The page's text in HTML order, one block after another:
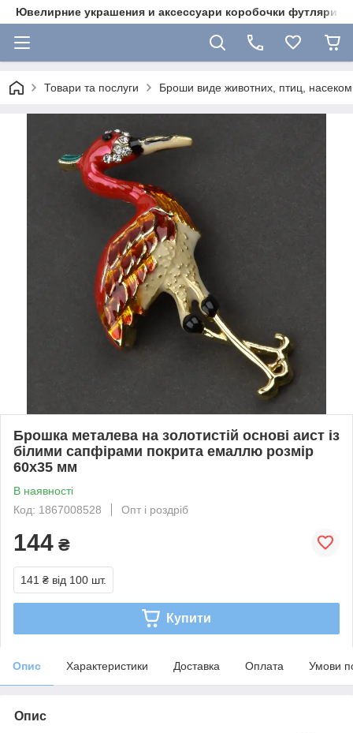
Ювелирние украшения и аксессуари коробочки футляри
Товари та послуги Броши виде животних, птиц,
Брошка металева на золотистій основі аист із
білими сапфірами покрита емаллю розмір
60х35 мм
В наявності
Код: 1867008528
Опт і роздріб
144 ₴
141 ₴ від 100 шт.
Купити
Опис Характеристики Доставка Оплата Умови
Опис